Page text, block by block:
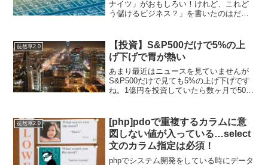
ナイツ」がおもしろい！けれど、これど
う儲けるビジネス？」を書いたのはだい
ないとミッションクリアができなくなっ
てきている。☆３は最初使...
徒然草2.0
【投資】S&P500だけで5%の上
げ下げで胃が熱い
あまり最近はニュースを見ていませんが
S&P500だけで見ても5%の上げ下げです
ね。1億円を投資していたら数ヶ月で500
ね…今は1ヶ月分の事業売上が消えたり増
えたりするくら...
徒然草2.0
[php]pdoで重複するカラムに意
図しない値が入っている…select
文のカラム指定は必須！
phpでシステム開発をしている時にデータ